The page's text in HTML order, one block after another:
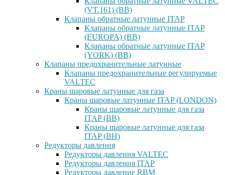
(VT.161) (ВВ)
Клапаны обратные латунные ITAP
Клапаны обратные латунные ITAP
(EUROPA) (ВВ)
Клапаны обратные латунные ITAP
(YORK) (ВВ)
Клапаны предохранительные латунные
Клапаны предохранительные регулируемые
VALTEC
Краны шаровые латунные для газа
Краны шаровые латунные ITAP (LONDON)
Краны шаровые латунные для газа
ITAP (ВВ)
Краны шаровые латунные для газа
ITAP (ВН)
Редукторы давления
Редукторы давления VALTEC
Редукторы давления ITAP
Редукторы давление RBM